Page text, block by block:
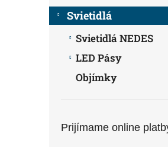
Svietidlá
Svietidlá NEDES
LED Pásy
Objímky
Prijímame online